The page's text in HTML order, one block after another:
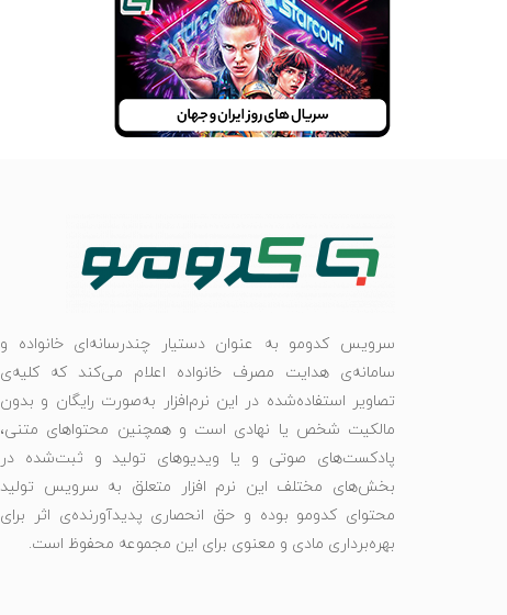
سرویس کدومو به عنوان دستیار چندرسانه‌ای خانواده و
سامانه‌ی هدایت مصرف خانواده اعلام می‌کند که کلیه‌ی
تصاویر استفاده‌شده در این نرم‌افزار به‌صورت رایگان و بدون
مالکیت شخص یا نهادی است و همچنین محتواهای متنی،
پادکست‌های صوتی و یا ویدیوهای تولید و ثبت‌شده در
بخش‌های مختلف این نرم افزار متعلق به سرویس تولید
محتوای کدومو بوده و حق انحصاری پدیدآورنده‌ی اثر برای
بهره‌برداری مادی و معنوی برای این مجموعه محفوظ است.